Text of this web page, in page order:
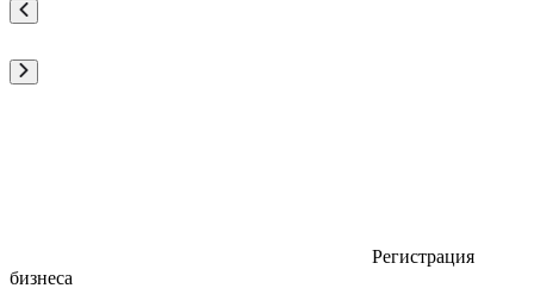
Регистрация
бизнеса